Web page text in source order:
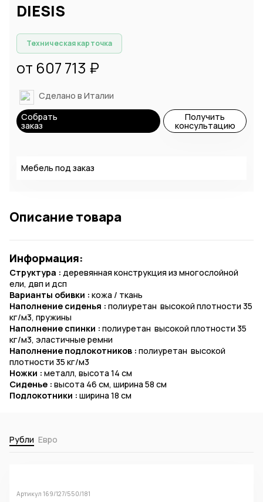
DIESIS
Техническая карточка
от 607 713 ₽
Сделано в Италии
Собрать
заказ
Получить
консультацию
Мебель под заказ
Описание товара
Информация:
Структура : деревянная конструкция из многослойной
ели, двп и дсп
Варианты обивки : кожа / ткань
Наполнение сиденья : полиуретан высокой плотности 35
кг/м3, пружины
Наполнение спинки : полиуретан высокой плотности 35
кг/м3, эластичные ремни
Наполнение подлокотников : полиуретан высокой
плотности 35 кг/м3
Ножки : металл, высота 14 см
Сиденье : высота 46 см, ширина 58 см
Подлокотники : ширина 18 см
Рубли Евро
Артикул 169/127/550/181